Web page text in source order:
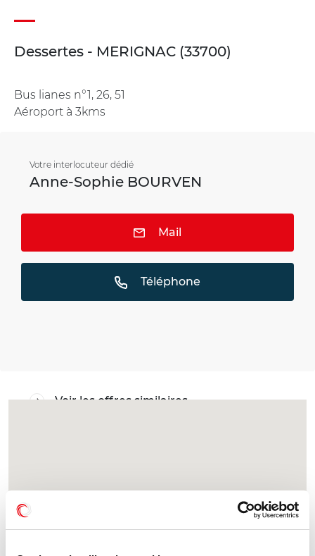
Dessertes - MERIGNAC (33700)
Bus lianes n°1, 26, 51
Aéroport à 3kms
Votre interlocuteur dédié
Anne-Sophie BOURVEN
Mail
Téléphone
Voir les offres similaires